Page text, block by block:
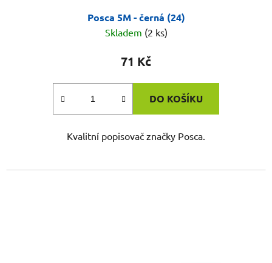
Posca 5M - černá (24)
Skladem (2 ks)
71 Kč
DO KOŠÍKU
Kvalitní popisovač značky Posca.